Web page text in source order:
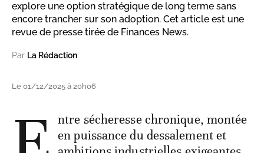
explore une option stratégique de long terme sans
encore trancher sur son adoption. Cet article est une
revue de presse tirée de Finances News.
Par La Rédaction
Le 01/12/2025 à 20h06
ntre sécheresse chronique, montée
en puissance du dessalement et